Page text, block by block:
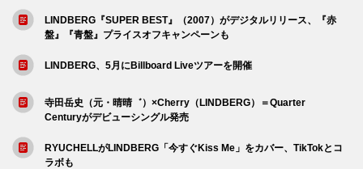
LINDBERG『SUPER BEST』（2007）がデジタルリリース、『赤
盤』『青盤』プライスオフキャンペーンも
LINDBERG、5月にBillboard Liveツアーを開催
寺田岳史（元・晴晴゛）×Cherry（LINDBERG）＝Quarter
Centuryがデビューシングル発売
RYUCHELLがLINDBERG「今すぐKiss Me」をカバー、TikTokとコ
ラボも